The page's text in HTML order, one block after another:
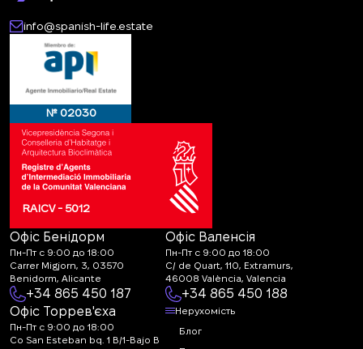
info@spanish-life.estate
№ 02030
RAICV - 5012
Офіс Бенідорм
Пн-Пт с 9:00 до 18:00
Carrer Migjorn, 3, 03570
Benidorm, Alicante
+34 865 450 187
Офіс Валенсія
Пн-Пт с 9:00 до 18:00
C/ de Quart, 110, Extramurs,
46008 València, Valencia
+34 865 450 188
Офіс Торрев'єха
Пн-Пт с 9:00 до 18:00
Co San Esteban bq. 1 B/1-Bajo B
Нерухомість
Блог